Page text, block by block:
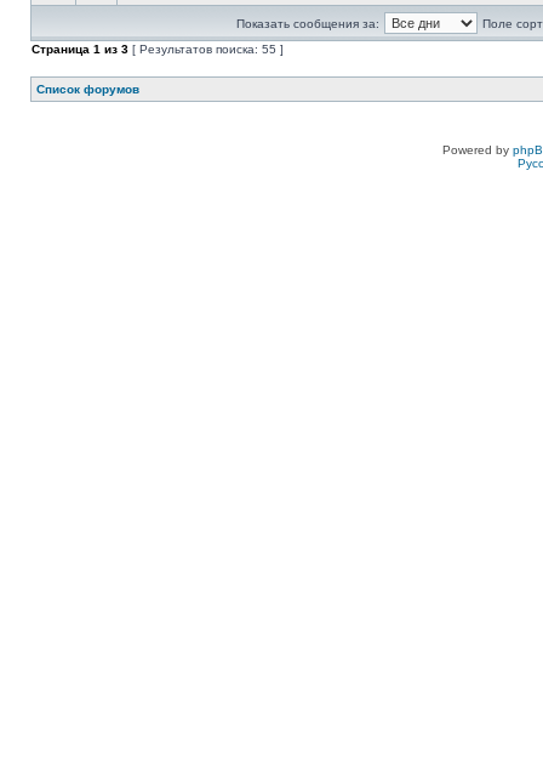
Показать сообщения за:
Поле
Страница 1 из 3 [ Результатов поиска: 55 ]
Список форумов
Powered by